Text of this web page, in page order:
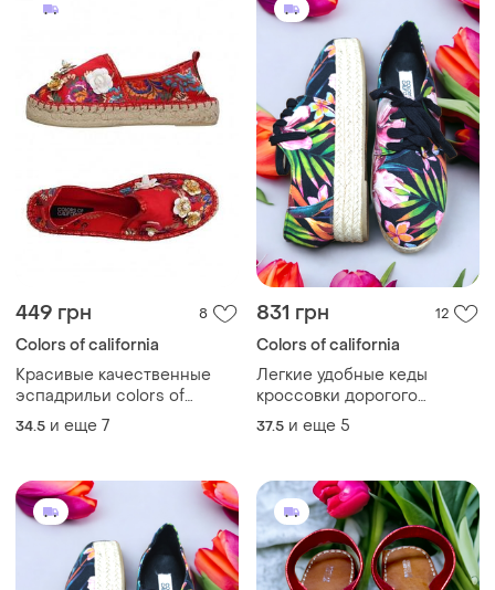
449 грн 8
Colors of california
Красивые качественные
эспадрильи colors of
california вышивка цветы
34.5 и еще 7
831 грн 12
Colors of california
Легкие удобные кеды
кроссовки дорогого
бренда colours of california
цветы
37.5 и еще 5